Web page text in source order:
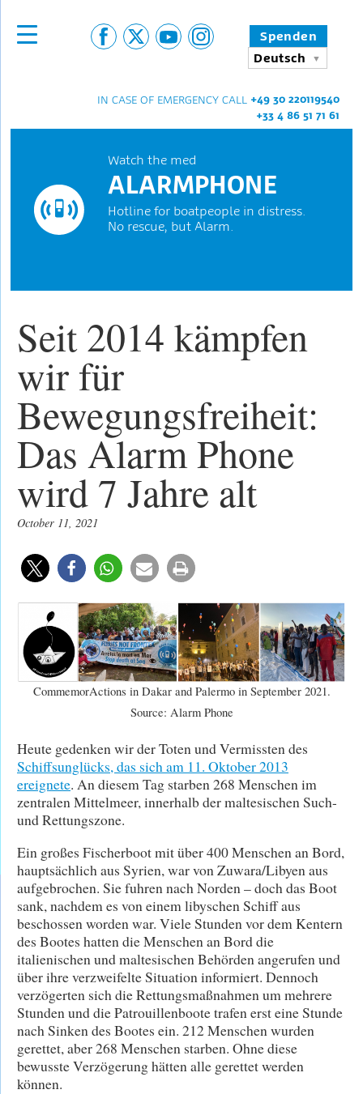
Spenden
Deutsch
IN CASE OF EMERGENCY CALL +49 30 220119540
+33 4 86 51 71 61
Watch the med
ALARMPHONE
Hotline for boatpeople in distress.
No rescue, but Alarm.
Seit 2014 kämpfen
wir für
Bewegungsfreiheit:
Das Alarm Phone
wird 7 Jahre alt
October 11, 2021
CommemorActions in Dakar and Palermo in September 2021.
Source: Alarm Phone
Heute gedenken wir der Toten und Vermissten des
Schiffsunglücks, das sich am 11. Oktober 2013
ereignete. An diesem Tag starben 268 Menschen im
zentralen Mittelmeer, innerhalb der maltesischen Such-
und Rettungszone.
Ein großes Fischerboot mit über 400 Menschen an Bord,
hauptsächlich aus Syrien, war von Zuwara/Libyen aus
aufgebrochen. Sie fuhren nach Norden – doch das Boot
sank, nachdem es von einem libyschen Schiff aus
beschossen worden war. Viele Stunden vor dem Kentern
des Bootes hatten die Menschen an Bord die
italienischen und maltesischen Behörden angerufen und
über ihre verzweifelte Situation informiert. Dennoch
verzögerten sich die Rettungsmaßnahmen um mehrere
Stunden und die Patrouillenboote trafen erst eine Stunde
nach Sinken des Bootes ein. 212 Menschen wurden
gerettet, aber 268 Menschen starben. Ohne diese
bewusste Verzögerung hätten alle gerettet werden
können.